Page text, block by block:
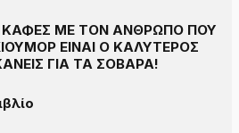
ΚΑΦΕΣ ΜΕ ΤΟΝ ΑΝΘΡΩΠΟ ΠΟΥ
ΕΙΝΑΙ Ο ΚΑΛΥΤΕΡΟΣ
ΓΙΑ ΤΑ ΣΟΒΑΡΑ!